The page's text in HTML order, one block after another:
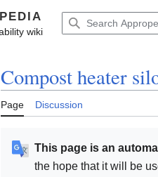
Compost heater
Page Discussion
This page is an
the hope that it will be